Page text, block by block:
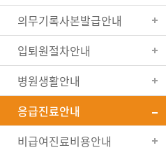
의무기록사본발급안내
입퇴원절차안내
병원생활안내
응급진료안내
비급여진료비용안내